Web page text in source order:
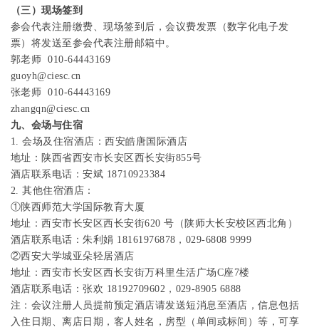
（三）现场签到
参会代表注册缴费、现场签到后，会议费发票（数字化电子发
票）将发送至参会代表注册邮箱中。
郭老师
010-64443169
guoyh@ciesc.cn
张老师
010-64443169
zhangqn@ciesc.cn
九、会场与住宿
1.会场及住宿酒店：西安皓唐国际酒店
地址：陕西省西安市长安区西长安街855号
酒店联系电话：安斌 18710923384
2.其他住宿酒店：
①陕西师范大学国际教育大厦
地址：西安市长安区西长安街620号（陕师大长安校区西北角）
酒店联系电话：朱利娟 18161976878 ， 029-6808 9999
②西安大学城亚朵轻居酒店
地址：西安市长安区西长安街万科里生活广场C座 7楼
酒店联系电话：张欢 18192709602 ， 029-8905 6888
注：会议注册人员提前预定酒店请发送短消息至酒店，信息包括
入住日期、离店日期，客人姓名，房型（单间或标间）等，可享